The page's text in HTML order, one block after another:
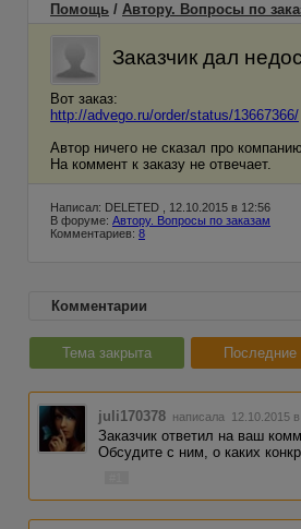
Помощь / Автору. Вопросы по
Заказчик дал
Вот заказ:
http://advego.ru/order/status/13667366/
Автор ничего не сказал про
На коммент к заказу не отвечает.
Написал: DELETED , 12.10.2015 в 12:56
В форуме: Автору. Вопросы по заказам
Комментариев: 8
Комментарии
Тема закрыта Последние
juli170378 написала 12.10.2015
Заказчик ответил на ваш
Обсудите с ним, о каких